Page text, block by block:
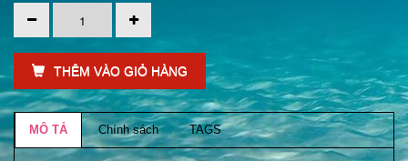
THÊM VÀO GIỎ HÀNG
MÔ TẢ Chính sách TAGS